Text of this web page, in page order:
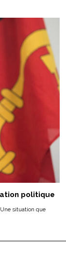
politique
situation que